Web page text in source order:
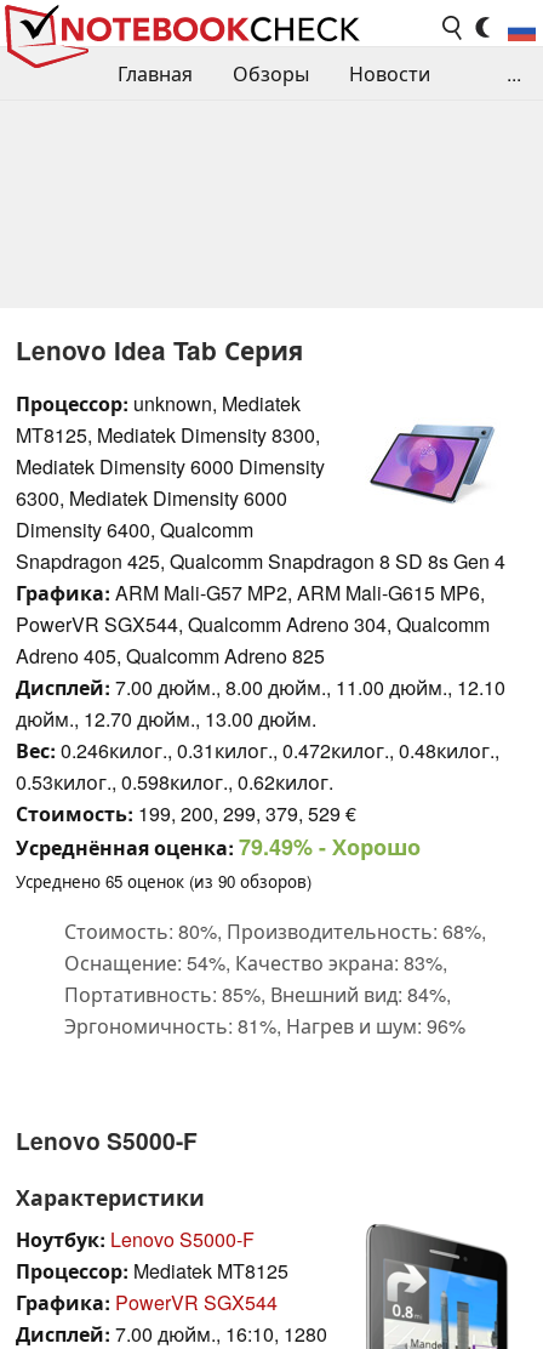
Главная Обзоры
Новости
...
Lenovo Idea Tab Серия
Процессор: unknown, Mediatek
MT8125, Mediatek Dimensity 8300,
Mediatek Dimensity 6000 Dimensity
6300, Mediatek Dimensity 6000
Dimensity 6400, Qualcomm
Snapdragon 425, Qualcomm Snapdragon 8 SD 8s Gen 4
Графика: ARM Mali-G57 MP2, ARM Mali-G615 MP6,
PowerVR SGX544, Qualcomm Adreno 304, Qualcomm
Adreno 405, Qualcomm Adreno 825
Дисплей: 7.00 дюйм., 8.00 дюйм., 11.00 дюйм., 12.10
дюйм., 12.70 дюйм., 13.00 дюйм.
Вес: 0.246килог., 0.31килог., 0.472килог., 0.48килог.,
0.53килог., 0.598килог., 0.62килог.
Стоимость: 199, 200, 299, 379, 529 €
Усреднённая оценка: 79.49%- Хорошо
Усреднено 65 оценок (из 90 обзоров)
Стоимость: 80%, Производительность: 68%,
Оснащение: 54%, Качество экрана: 83%,
Портативность: 85%, Внешний вид: 84%,
Эргономичность: 81%, Нагрев и шум: 96%
Lenovo S5000-F
Характеристики
Ноутбук: Lenovo S5000-F
Процессор: Mediatek MT8125
Графика: PowerVR SGX544
Дисплей: 7.00 дюйм., 16:10, 1280